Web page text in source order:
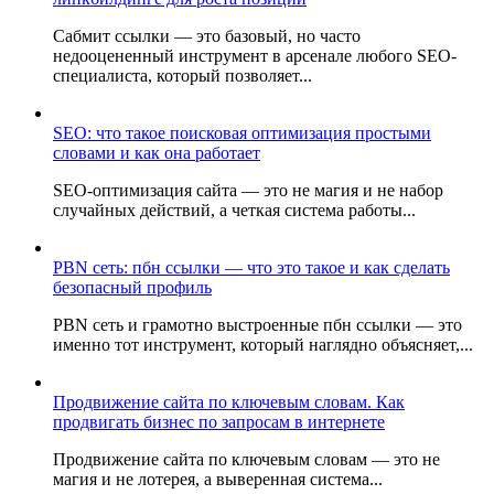
Сабмит ссылки — это базовый, но часто
недооцененный инструмент в арсенале любого SEO-
специалиста, который позволяет...
SEO: что такое поисковая оптимизация простыми
словами и как она работает
SEO-оптимизация сайта — это не магия и не набор
случайных действий, а четкая система работы...
PBN сеть: пбн ссылки — что это такое и как сделать
безопасный профиль
PBN сеть и грамотно выстроенные пбн ссылки — это
именно тот инструмент, который наглядно объясняет,...
Продвижение сайта по ключевым словам. Как
продвигать бизнес по запросам в интернете
Продвижение сайта по ключевым словам — это не
магия и не лотерея, а выверенная система...